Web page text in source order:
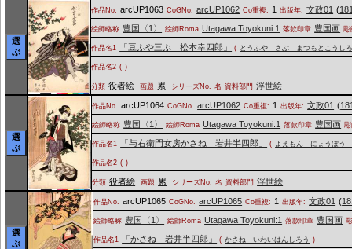
選
ぶ
作品No. arcUP1063 CoGNo. arcUP1062 Co重複: 1 出版年: 文政01 (
絵師略称 豊国〈1〉 絵師Roma Utagawa Toyokuni:1 落款印章 豊国画 彫
作品名1 「豆ふや三ぶ 松本幸四郎」 ( とうふや さぶ まつもとこうし
作品名2 ( )
分類 役者絵 画題 累 シリーズNo. 名 資料部門 浮世絵
選
ぶ
作品No. arcUP1064 CoGNo. arcUP1062 Co重複: 1 出版年: 文政01 (
絵師略称 豊国〈1〉 絵師Roma Utagawa Toyokuni:1 落款印章 豊国画
作品名1 「与右衛門女房かさね 岩井半四郎」 ( よえもん にょうぼう
作品名2 ( )
分類 役者絵 画題 累 シリーズNo. 名 資料部門 浮世絵
選
ぶ
作品No. arcUP1065 CoGNo. arcUP1065 Co重複: 1 出版年: 文政01 (
絵師略称 豊国〈1〉 絵師Roma Utagawa Toyokuni:1 落款印章 豊国画
作品名1 「かさね 岩井半四郎」 ( かさね いわいはんしろう )